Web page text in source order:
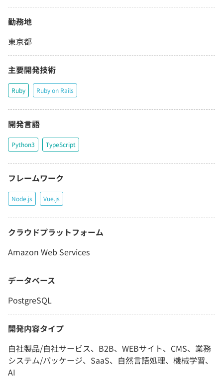
勤務地
東京都
主要開発技術
Ruby Ruby on Rails
開発言語
Python3 TypeScript
フレームワーク
Node.js Vue.js
クラウドプラットフォーム
Amazon Web Services
データベース
PostgreSQL
開発内容タイプ
自社製品/自社サービス、B2B、WEBサイト、CMS、業務
システム/パッケージ、SaaS、自然言語処理、機械学習、
AI